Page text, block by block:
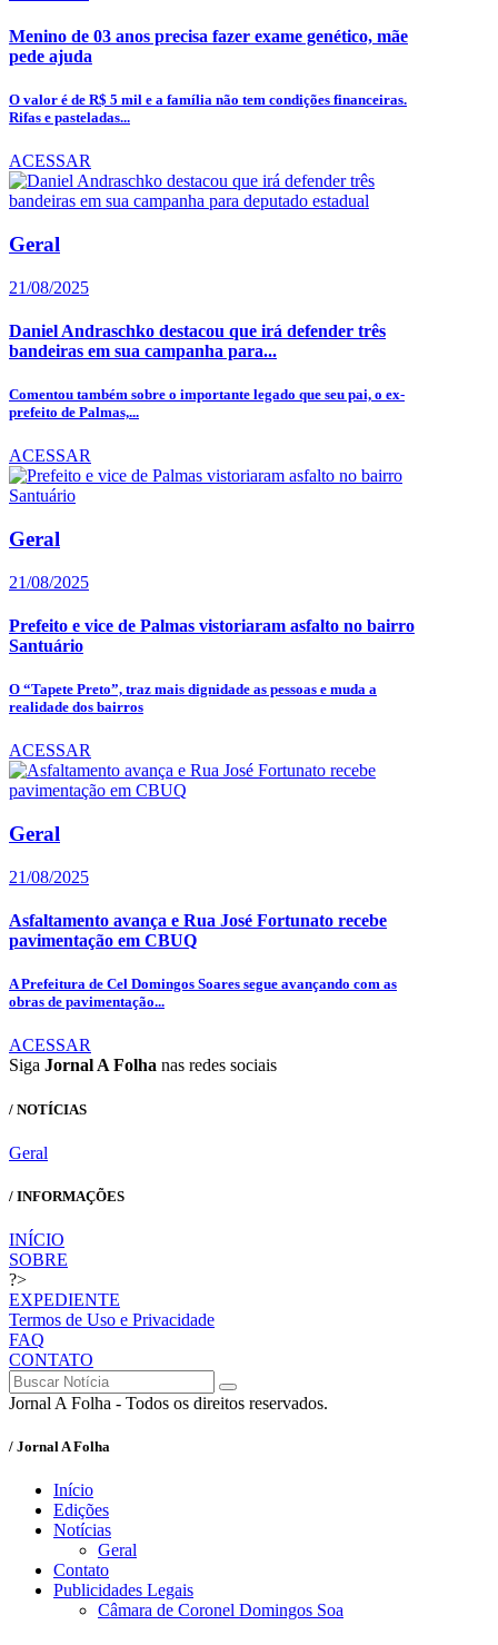
Menino de 03 anos precisa fazer exame genético, mãe
pede ajuda
O valor é de R$ 5 mil e a família não tem condições financeiras.
Rifas e pasteladas...
ACESSAR
Geral
21/08/2025
Daniel Andraschko destacou que irá defender três
bandeiras em sua campanha para...
Comentou também sobre o importante legado que seu pai, o ex-
prefeito de Palmas,...
ACESSAR
Geral
21/08/2025
Prefeito e vice de Palmas vistoriaram asfalto no bairro
Santuário
O “Tapete Preto”, traz mais dignidade as pessoas e muda a
realidade dos bairros
ACESSAR
Geral
21/08/2025
Asfaltamento avança e Rua José Fortunato recebe
pavimentação em CBUQ
A Prefeitura de Cel Domingos Soares segue avançando com as
obras de pavimentação...
ACESSAR
Siga Jornal A Folha nas redes sociais
/ NOTÍCIAS
Geral
/ INFORMAÇÕES
INÍCIO
SOBRE
?>
EXPEDIENTE
Termos de Uso e Privacidade
FAQ
CONTATO
Jornal A Folha - Todos os direitos reservados.
/ Jornal A Folha
Início
Edições
Notícias
Geral
Contato
Publicidades Legais
Câmara de Coronel Domingos Soa